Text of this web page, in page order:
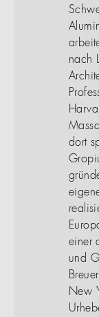
nach
dort
einer
und
New